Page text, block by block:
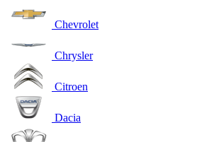
Chevrolet
Chrysler
Citroen
Dacia